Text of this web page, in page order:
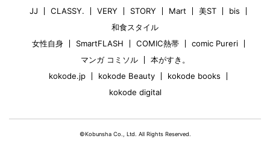
JJ CLASSY. VERY STORY Mart 美ST
bis
和食スタイル
女性自身
SmartFLASH COMIC熱帯
comic Pureri
マンガ コミソル
本がすき。
kokode.jp
kokode Beauty
kokode books
kokode digital
©Kobunsha Co., Ltd. All Rights Reserved.